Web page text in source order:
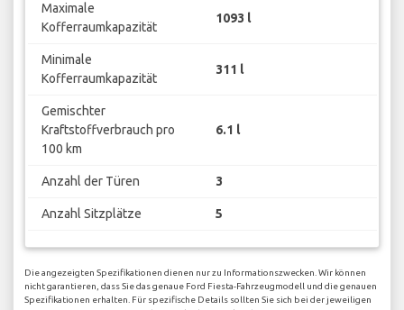
Maximale
Kofferraumkapazität
1093 l
Minimale
Kofferraumkapazität
311 l
Gemischter
Kraftstoffverbrauch pro
100 km
6.1 l
Anzahl der Türen 3
Anzahl Sitzplätze 5
Die angezeigten Spezifikationen dienen nur zu Informationszwecken. Wir können
nicht garantieren, dass Sie das genaue Ford Fiesta-Fahrzeugmodell und die genauen
Spezifikationen erhalten. Für spezifische Details sollten Sie sich bei der jeweiligen